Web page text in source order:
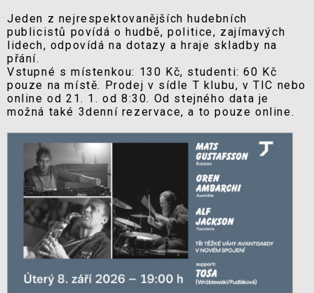
Jeden z nejrespektovanějších hudebních
publicistů povídá o hudbě, politice, zajímavých
lidech, odpovídá na dotazy a hraje skladby na
přání.
Vstupné s místenkou: 130 Kč, studenti: 60 Kč
pouze na místě. Prodej v sídle T klubu, v TIC nebo
online od 21. 1. od 8:30. Od stejného data je
možná také 3denní rezervace, a to pouze online.